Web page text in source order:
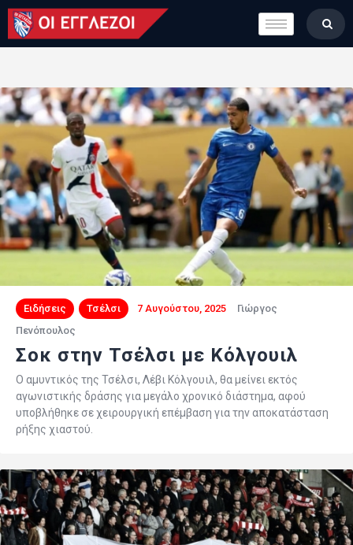
LONDON CALLING
ΚΑΤΗΓΟΡΙΕΣ
ΒΑΘΜΟΛΟΓΙΕΣ
ΟΜΑΔΕΣ
ΠΟΙΟΙ ΕΙΜΑΣΤΕ
Ειδήσεις Τσέλσι 7 Αυγούστου, 2025
Γιώργος
Πενόπουλος
Σοκ στην Τσέλσι με Κόλγουιλ
Ο αμυντικός της Τσέλσι, Λέβι Κόλγουιλ, θα μείνει εκτός
αγωνιστικής δράσης για μεγάλο χρονικό διάστημα, αφού
υποβλήθηκε σε χειρουργική επέμβαση για την αποκατάσταση
ρήξης χιαστού.